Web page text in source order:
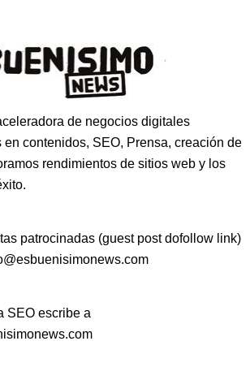
de negocios digitales
en contenidos, SEO, Prensa, creación de
rendimientos de sitios web y los
patrocinadas (guest post dofollow link)
SEO escribe a